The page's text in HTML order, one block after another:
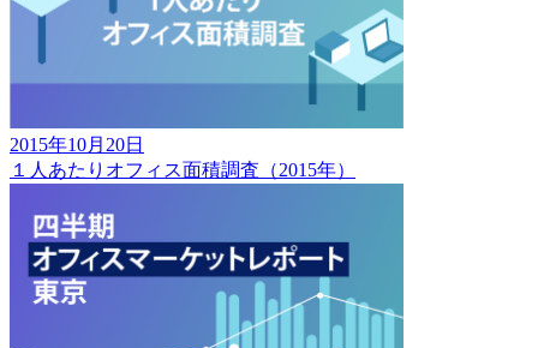
2015年10月20日
１人あたりオフィス面積調査（2015年）